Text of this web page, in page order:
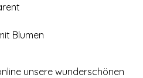
unsere wunderschönen